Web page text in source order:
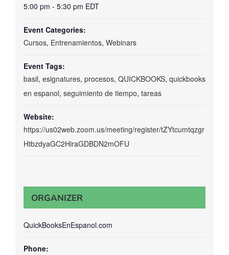
5:00 pm - 5:30 pm EDT
Event Categories:
Cursos, Entrenamientos, Webinars
Event Tags:
basil, esignatures, procesos, QUICKBOOKS, quickbooks
en espanol, seguimiento de tiempo, tareas
Website:
https://us02web.zoom.us/meeting/register/tZYtcumtqzgr
HtbzdyaGC2HiraGDBDN2mOFU
ORGANIZER
QuickBooksEnEspanol.com
Phone: